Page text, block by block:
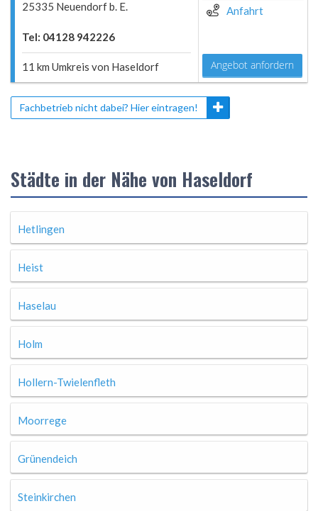
25335 Neuendorf b. E.
Tel: 04128 942226
11 km Umkreis von Haseldorf
Anfahrt
Angebot anfordern
Fachbetrieb nicht dabei? Hier eintragen!
Städte in der Nähe von Haseldorf
Hetlingen
Heist
Haselau
Holm
Hollern-Twielenfleth
Moorrege
Grünendeich
Steinkirchen